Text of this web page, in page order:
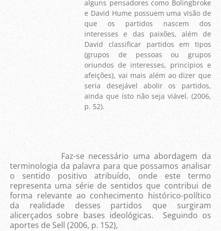
alguns pensadores como Bolingbroke
e David Hume possuem uma visão de
que os partidos nascem dos
interesses e das paixões, além de
David classificar partidos em tipos
(grupos de pessoas ou grupos
oriundos de interesses, princípios e
afeições), vai mais além ao dizer que
seria desejável abolir os partidos,
ainda que isto não seja viável. (2006,
p. 52).
Faz-se necessário uma abordagem da
terminologia da palavra para que possamos analisar
o sentido positivo atribuído, onde este termo
representa uma série de sentidos que contribui de
forma relevante ao conhecimento histórico-político
da realidade desses partidos que surgiram
alicerçados sobre bases ideológicas. Seguindo os
aportes de Sell (2006, p. 152),